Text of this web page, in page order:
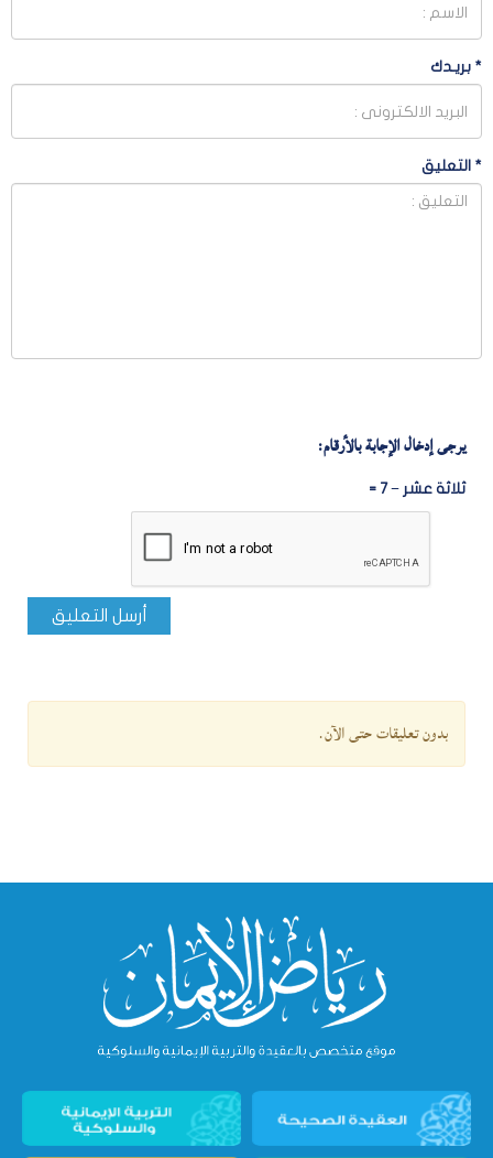
* بريـدك
* التعليق
يرجى إدخال الإجابة بالأرقام:
ثلاثة عشر − 7 =
أرسل التعليق
بدون تعليقات حتى الآن.